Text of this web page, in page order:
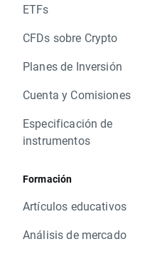
ETFs
CFDs sobre Crypto
Planes de Inversión
Cuenta y Comisiones
Especificación de
instrumentos
Formación
Artículos educativos
Análisis de mercado